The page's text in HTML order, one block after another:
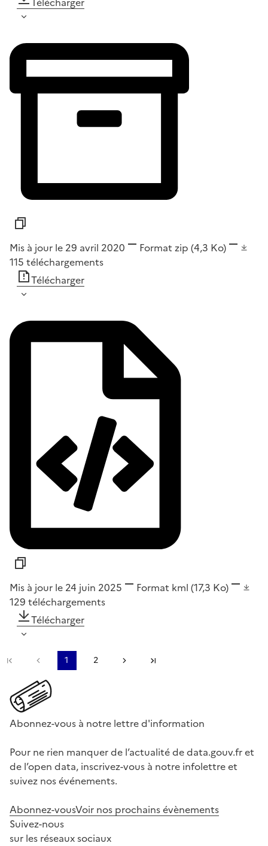
Mis à jour le 29 avril 2020 Format zip (4,3 Ko)
115 téléchargements
Télécharger
Mis à jour le 24 juin 2025 Format kml (17,3 Ko)
129 téléchargements
Télécharger
Première pagePage précédente
1 2 Page suivante
Abonnez-vous à notre lettre d'information
Pour ne rien manquer de l’actualité de data.gouv.fr et
de l’open data, inscrivez-vous à notre infolettre et
suivez nos événements.
Abonnez-vousVoir nos prochains évènements
Suivez-nous
sur les réseaux sociaux